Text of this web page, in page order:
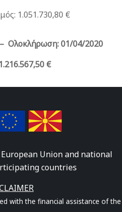
1.051.730,80 €
Ολοκλήρωση: 01/04/2020
€
Union and national
countries
with the financial assistance of the